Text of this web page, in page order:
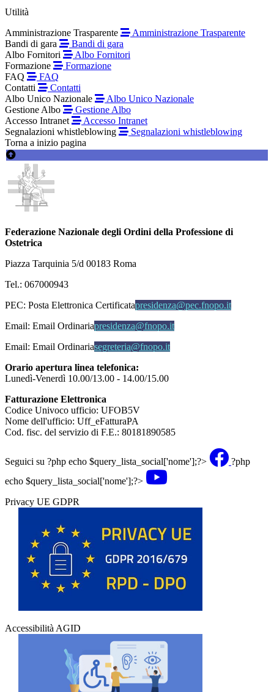
Utilità
Amministrazione Trasparente
Amministrazione Trasparente
Bandi di gara
Bandi di gara
Albo Fornitori
Albo Fornitori
Formazione
Formazione
FAQ
FAQ
Contatti
Contatti
Albo Unico Nazionale
Albo Unico Nazionale
Gestione Albo
Gestione Albo
Accesso Intranet
Accesso Intranet
Segnalazioni whistleblowing
Segnalazioni whistleblowing
Torna a inizio pagina
Federazione Nazionale degli Ordini della Professione di
Ostetrica
Piazza Tarquinia 5/d 00183 Roma
Tel.: 067000943
PEC: Posta Elettronica Certificatapresidenza@pec.fnopo.it
Email: Email Ordinariapresidenza@fnopo.it
Email: Email Ordinariasegreteria@fnopo.it
Orario apertura linea telefonica:
Lunedì-Venerdì 10.00/13.00 - 14.00/15.00
Fatturazione Elettronica
Codice Univoco ufficio: UFOB5V
Nome dell'ufficio: Uff_eFatturaPA
Cod. fisc. del servizio di F.E.: 80181890585
Seguici su ?php echo $query_lista_social['nome'];?>
?php
echo $query_lista_social['nome'];?>
Privacy UE GDPR
Accessibilità AGID